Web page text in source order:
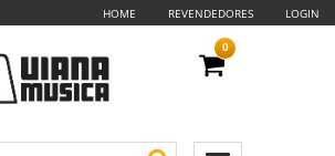
HOME REVENDEDORES LOGIN
0